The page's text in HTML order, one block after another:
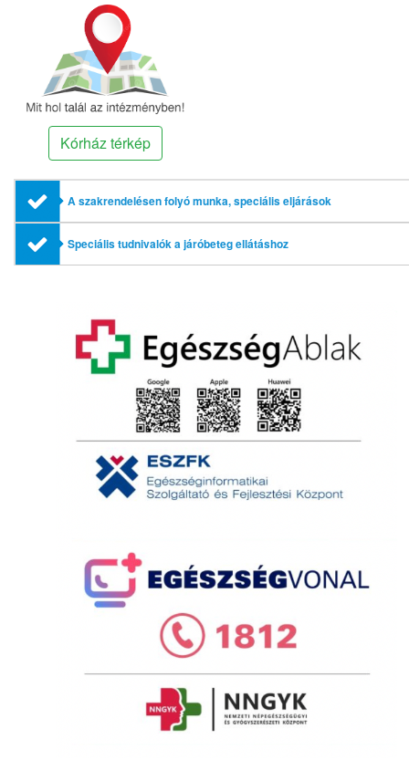
Kórház térkép
A szakrendelésen folyó munka, speciális eljárások
Speciális tudnivalók a járóbeteg ellátáshoz